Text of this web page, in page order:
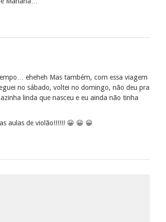
eheheh Mas também, com essa viagem
no sábado, voltei no domingo, não deu pra
linda que nasceu e eu ainda não tinha
aulas de violão!!!!!! 😀 😀 😀